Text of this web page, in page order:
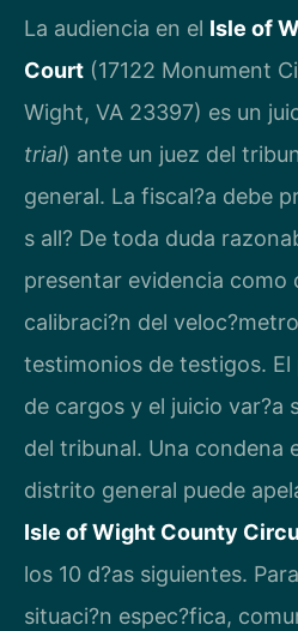
La audiencia en el Isle of
Court (17122 Monument
Wight, VA 23397) es un
trial) ante un juez del
general. La fiscal?a debe
s all? De toda duda
presentar evidencia como
calibraci?n del
testimonios de testigos.
de cargos y el juicio var?a
del tribunal. Una condena
distrito general puede
Isle of Wight County
los 10 d?as siguientes.
situaci?n espec?fica,